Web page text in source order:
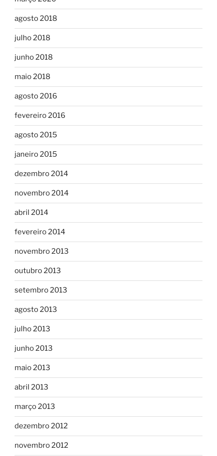
agosto 2018
julho 2018
junho 2018
maio 2018
agosto 2016
fevereiro 2016
agosto 2015
janeiro 2015
dezembro 2014
novembro 2014
abril 2014
fevereiro 2014
novembro 2013
outubro 2013
setembro 2013
agosto 2013
julho 2013
junho 2013
maio 2013
abril 2013
março 2013
dezembro 2012
novembro 2012